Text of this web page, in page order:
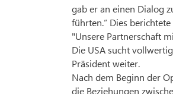
gab er an einen Dialog
führten.“ Dies
"Unsere Partnerschaft
Die USA sucht
Präsident weiter.
Nach dem Beginn der
die Beziehungen